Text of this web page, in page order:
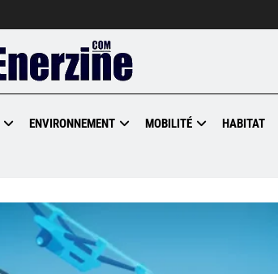
ENVIRONNEMENT MOBILITÉ HABITAT